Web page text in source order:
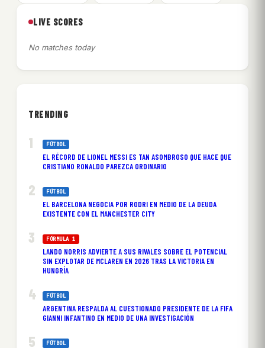
LIVE SCORES
No matches today
TRENDING
FÚTBOL
EL RÉCORD DE LIONEL MESSI ES TAN ASOMBROSO QUE HACE QUE
CRISTIANO RONALDO PAREZCA ORDINARIO
FÚTBOL
EL BARCELONA NEGOCIA POR RODRI EN MEDIO DE LA DEUDA
EXISTENTE CON EL MANCHESTER CITY
FÓRMULA 1
LANDO NORRIS ADVIERTE A SUS RIVALES SOBRE EL POTENCIAL
SIN EXPLOTAR DE MCLAREN EN 2026 TRAS LA VICTORIA EN
HUNGRÍA
FÚTBOL
ARGENTINA RESPALDA AL CUESTIONADO PRESIDENTE DE LA FIFA
GIANNI INFANTINO EN MEDIO DE UNA INVESTIGACIÓN
FÚTBOL